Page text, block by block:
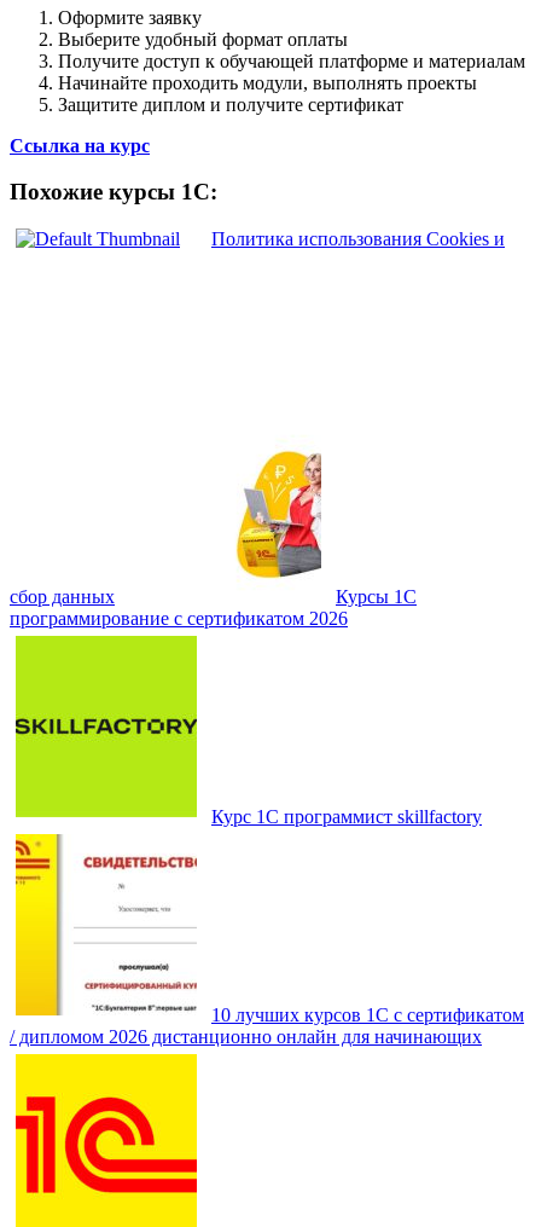
Оформите заявку
Выберите удобный формат оплаты
Получите доступ к обучающей платформе и материалам
Начинайте проходить модули, выполнять проекты
Защитите диплом и получите сертификат
Ссылка на курс
Похожие курсы 1С:
Политика использования Cookies и
сбор данных
Курсы 1С
программирование с сертификатом 2026
Курс 1С программист skillfactory
10 лучших курсов 1С с сертификатом
/ дипломом 2026 дистанционно онлайн для начинающих